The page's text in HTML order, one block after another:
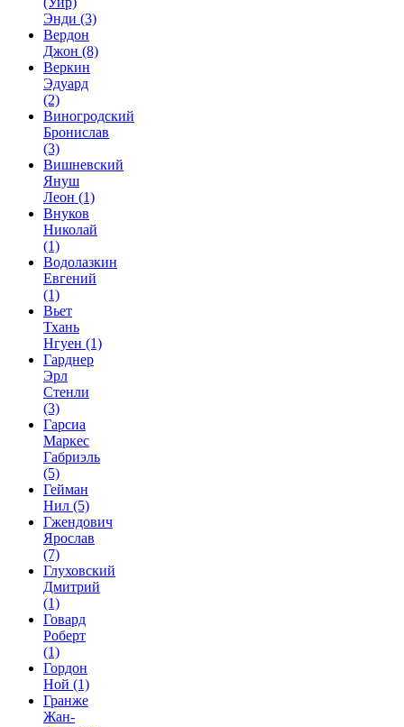
Энди (3)
Вердон
Джон (8)
Веркин
Эдуард
(2)
Виногродский
Бронислав
(3)
Вишневский
Януш
Леон (1)
Внуков
Николай
(1)
Водолазкин
Евгений
(1)
Вьет
Тхань
Нгуен (1)
Гарднер
Эрл
Стенли
(3)
Гарсиа
Маркес
Габриэль
(5)
Гейман
Нил (5)
Гжендович
Ярослав
(7)
Глуховский
Дмитрий
(1)
Говард
Роберт
(1)
Гордон
Ной (1)
Гранже
Жан-